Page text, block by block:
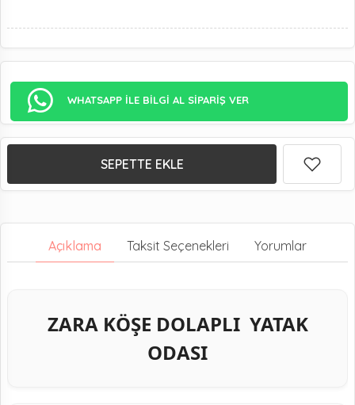
WHATSAPP İLE BİLGİ AL SİPARİŞ VER
SEPETTE EKLE
Açıklama Taksit Seçenekleri Yorumlar
ZARA KÖŞE DOLAPLI YATAK
ODASI